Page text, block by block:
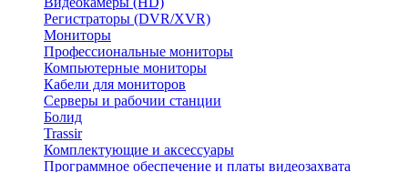
Регистраторы (DVR/XVR)
Мониторы
Профессиональные мониторы
Компьютерные мониторы
Кабели для мониторов
Серверы и рабочии станции
Болид
Trassir
Комплектующие и аксессуары
Программное обеспечение и платы видеозахвата